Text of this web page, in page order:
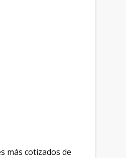
más cotizados de